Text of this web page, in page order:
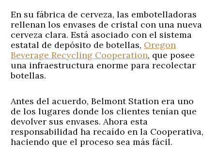
En su fábrica de cerveza, las embotelladoras
rellenan los envases de cristal con una nueva
cerveza clara. Está asociado con el sistema
estatal de depósito de botellas, Oregon
Beverage Recycling Cooperation, que posee
una infraestructura enorme para recolectar
botellas.
Antes del acuerdo, Belmont Station era uno
de los lugares donde los clientes tenían que
devolver sus envases. Ahora esta
responsabilidad ha recaído en la Cooperativa,
haciendo que el proceso sea más fácil.